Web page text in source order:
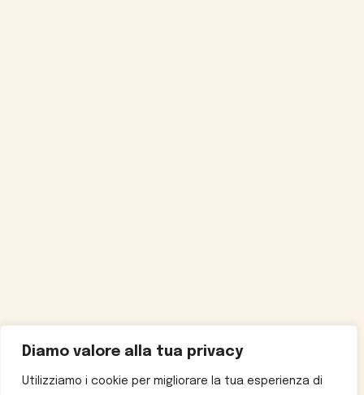
Diamo valore alla tua privacy
Utilizziamo i cookie per migliorare la tua esperienza di